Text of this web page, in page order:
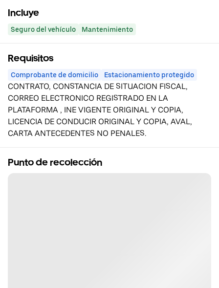
Incluye
Seguro del vehículo Mantenimiento
Requisitos
Comprobante de domicilio Estacionamiento protegido
CONTRATO, CONSTANCIA DE SITUACION FISCAL,
CORREO ELECTRONICO REGISTRADO EN LA
PLATAFORMA , INE VIGENTE ORIGINAL Y COPIA,
LICENCIA DE CONDUCIR ORIGINAL Y COPIA, AVAL,
CARTA ANTECEDENTES NO PENALES.
Punto de recolección